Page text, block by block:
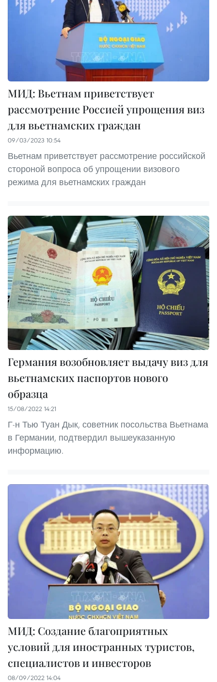
МИД: Вьетнам приветствует
рассмотрение Россией упрощения виз
для вьетнамских граждан
09/03/2023 10:54
Вьетнам приветствует рассмотрение российской
стороной вопроса об упрощении визового
режима для вьетнамских граждан
Германия возобновляет выдачу виз для
вьетнамских паспортов нового
образца
15/08/2022 14:21
Г-н Тью Туан Дык, советник посольства Вьетнама
в Германии, подтвердил вышеуказанную
информацию.
МИД: Создание благоприятных
условий для иностранных туристов,
специалистов и инвесторов
08/09/2022 14:04